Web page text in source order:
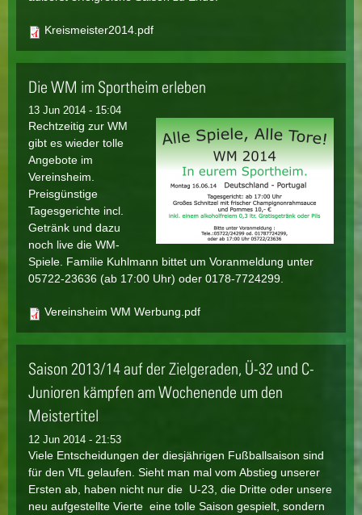
Kreismeister2014.pdf
Die WM im Sportheim erleben
13 Jun 2014 - 15:04
Rechtzeitig zur WM
gibt es wieder tolle
Angebote im
Vereinsheim.
Preisgünstige
Tagesgerichte incl.
Getränk und dazu
noch live die WM-
Spiele. Familie Kuhlmann bittet um Voranmeldung unter
05722-23636 (ab 17:00 Uhr) oder 0178-7724299.
Vereinsheim WM Werbung.pdf
Saison 2013/14 auf der Zielgeraden, Ü-32 und C-
Junioren kämpfen am Wochenende um den
Meistertitel
12 Jun 2014 - 21:53
Viele Entscheidungen der diesjährigen Fußballsaison sind
für den VfL gelaufen. Sieht man mal vom Abstieg unserer
Ersten ab, haben nicht nur die U-23, die Dritte oder unsere
neu aufgestellte Vierte eine tolle Saison gespielt, sondern